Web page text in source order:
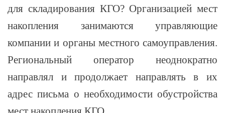
для складирования КГО? Организацией мест
накопления занимаются управляющие
компании и органы местного самоуправления.
Региональный оператор неоднократно
направлял и продолжает направлять в их
адрес письма о необходимости обустройства